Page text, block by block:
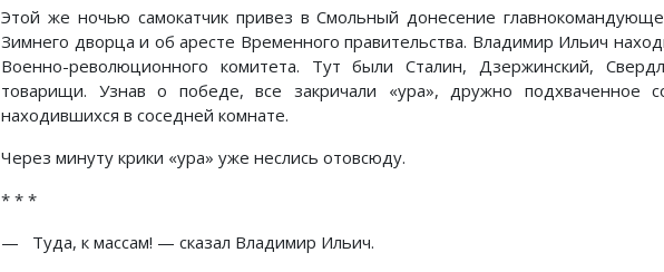
Этой же ночью самокатчик привез в Смольный донесение
Зимнего дворца и об аресте Временного правительства. Владимир Ильич
Военно-революционного комитета. Тут были Сталин, Дзержинский,
товарищи. Узнав о победе, все закричали «ура», дружно подхваченное
находившихся в соседней комнате.
Через минуту крики «ура» уже неслись отовсюду.
* * *
— Туда, к массам! — сказал Владимир Ильич.